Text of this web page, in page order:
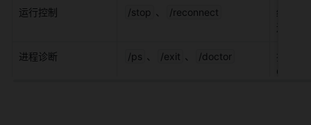
运行控制 /stop 、 /reconnect
终止当
连。
进程诊断 /ps 、 /exit 、 /doctor
排查同
Claude